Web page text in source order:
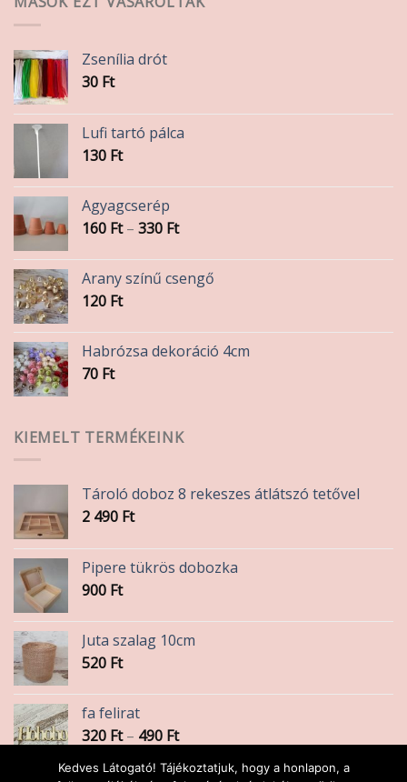
Zsenília drót
30 Ft
Lufi tartó pálca
130 Ft
Agyagcserép
160 Ft – 330 FtÁrtartomány:
-
330 Ft
Arany színű csengő
120 Ft
Habrózsa dekoráció 4cm
70 Ft
KIEMELT TERMÉKEINK
Tároló doboz 8 rekeszes átlátszó tetővel
2 490 Ft
Pipere tükrös dobozka
900 Ft
Juta szalag 10cm
520 Ft
fa felirat
320 Ft – 490 FtÁrtartomány:
-
Kedves Látogató! Tájékoztatjuk, hogy a honlapon, a